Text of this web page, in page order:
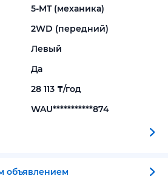
5-MT (механика)
2WD (передний)
Левый
Да
28 113 ₸/год
WAU***********874
объявлением